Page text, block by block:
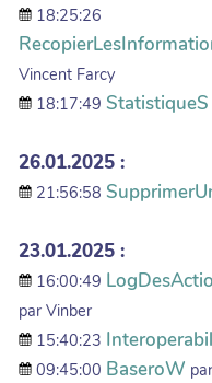
18:25:26
Vincent Farcy
18:17:49 StatistiqueS
26.01.2025 :
21:56:58
23.01.2025 :
16:00:49
par Vinber
15:40:23
09:45:00 BaseroW